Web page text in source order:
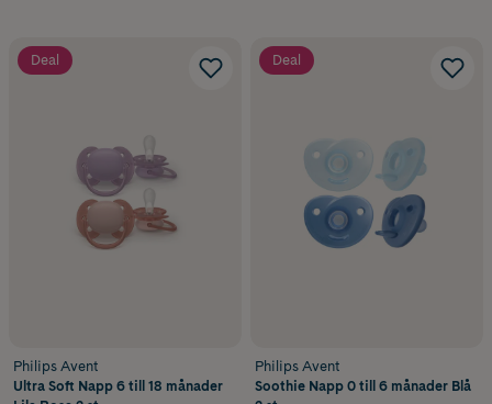
Deal
Philips Avent
Ultra Soft Napp 6 till 18 månader
Deal
Philips Avent
Soothie Napp 0 till 6 månader Blå